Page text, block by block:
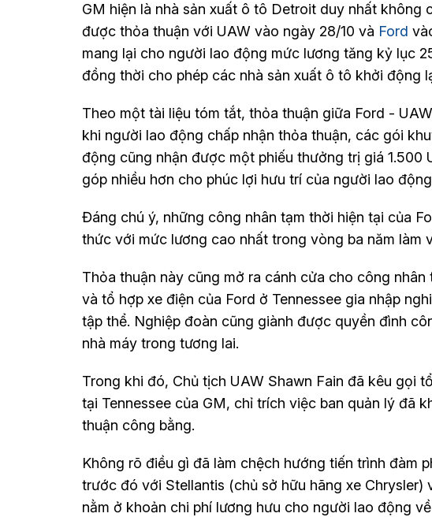
GM hiện là nhà sản xuất ô tô Detroit duy nhất không
được thỏa thuận với UAW vào ngày 28/10 và Ford
mang lại cho người lao động mức lương tăng kỷ lục
đồng thời cho phép các nhà sản xuất ô tô khởi động
Theo một tài liệu tóm tắt, thỏa thuận giữa Ford -
khi người lao động chấp nhận thỏa thuận, các gói
động cũng nhận được một phiếu thưởng trị giá 1.500
góp nhiều hơn cho phúc lợi hưu trí của người lao
Đáng chú ý, những công nhân tạm thời hiện tại của
thức với mức lương cao nhất trong vòng ba năm làm
Thỏa thuận này cũng mở ra cánh cửa cho công
và tổ hợp xe điện của Ford ở Tennessee gia nhập
tập thể. Nghiệp đoàn cũng giành được quyền đình
nhà máy trong tương lai.
Trong khi đó, Chủ tịch UAW Shawn Fain đã kêu gọi
tại Tennessee của GM, chỉ trích việc ban quản lý đã
thuận công bằng.
Không rõ điều gì đã làm chệch hướng tiến trình đàm
trước đó với Stellantis (chủ sở hữu hãng xe
nằm ở khoản chi phí lương hưu cho người lao động